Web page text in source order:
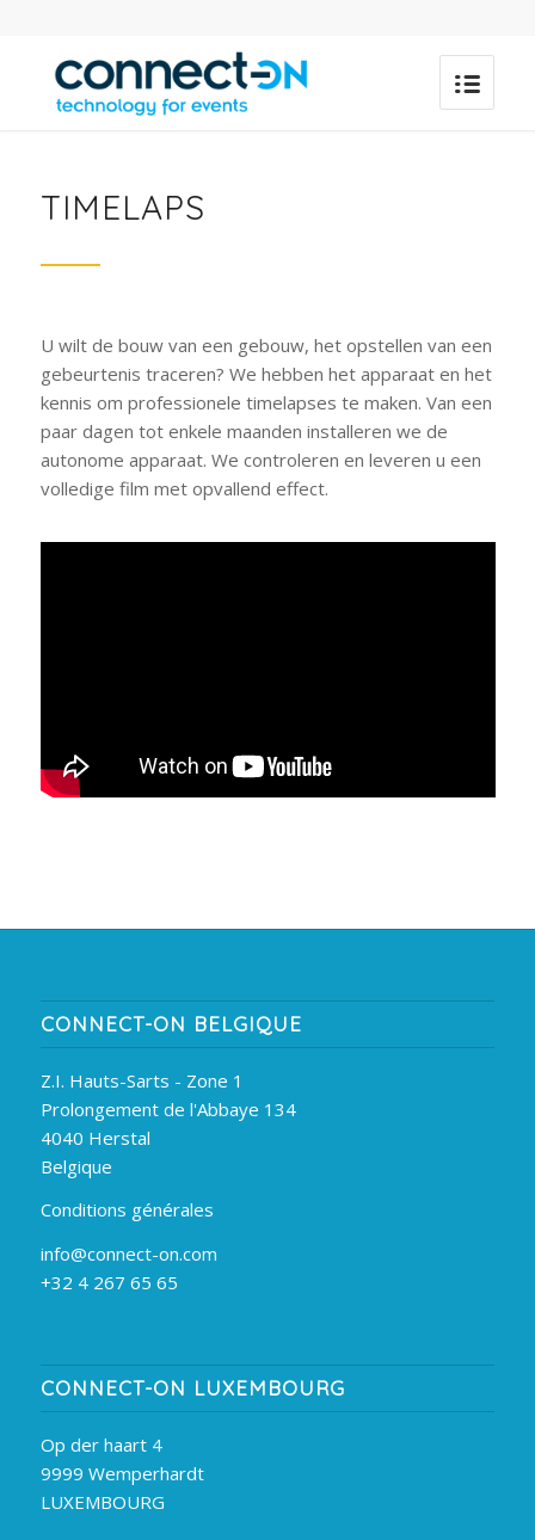
TIMELAPS
U wilt de bouw van een gebouw, het opstellen van een
gebeurtenis traceren? We hebben het apparaat en het
kennis om professionele timelapses te maken. Van een
paar dagen tot enkele maanden installeren we de
autonome apparaat. We controleren en leveren u een
volledige film met opvallend effect.
CONNECT-ON BELGIQUE
Z.I. Hauts-Sarts - Zone 1
Prolongement de l'Abbaye 134
4040 Herstal
Belgique
Conditions générales
info@connect-on.com
+32 4 267 65 65
CONNECT-ON LUXEMBOURG
Op der haart 4
9999 Wemperhardt
LUXEMBOURG